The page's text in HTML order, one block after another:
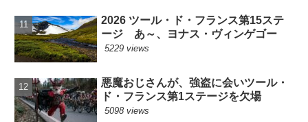
2026 ツール・ド・フランス第15ステ
ージ あ～、ヨナス・ヴィンゲゴー
5229 views
悪魔おじさんが、強盗に会いツール・
ド・フランス第1ステージを欠場
5098 views